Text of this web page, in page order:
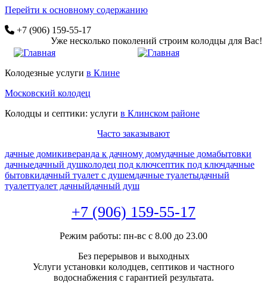
Перейти к основному содержанию
+7 (906) 159-55-17
Уже несколько поколений строим колодцы для Вас!
Колодезные услуги в Клине
Московский колодец
Колодцы и септики: услуги в Клинском районе
Часто заказывают
дачные домикиверанда к дачному домудачные домабытовки
дачныедачный душколодец под ключсептик под ключдачные
бытовкидачный туалет с душемдачные туалетыдачный
туалеттуалет дачныйдачный душ
+7 (906) 159-55-17
Режим работы: пн-вс с 8.00 до 23.00
Без перерывов и выходных
Услуги установки колодцев, септиков и частного
водоснабжения с гарантией результата.